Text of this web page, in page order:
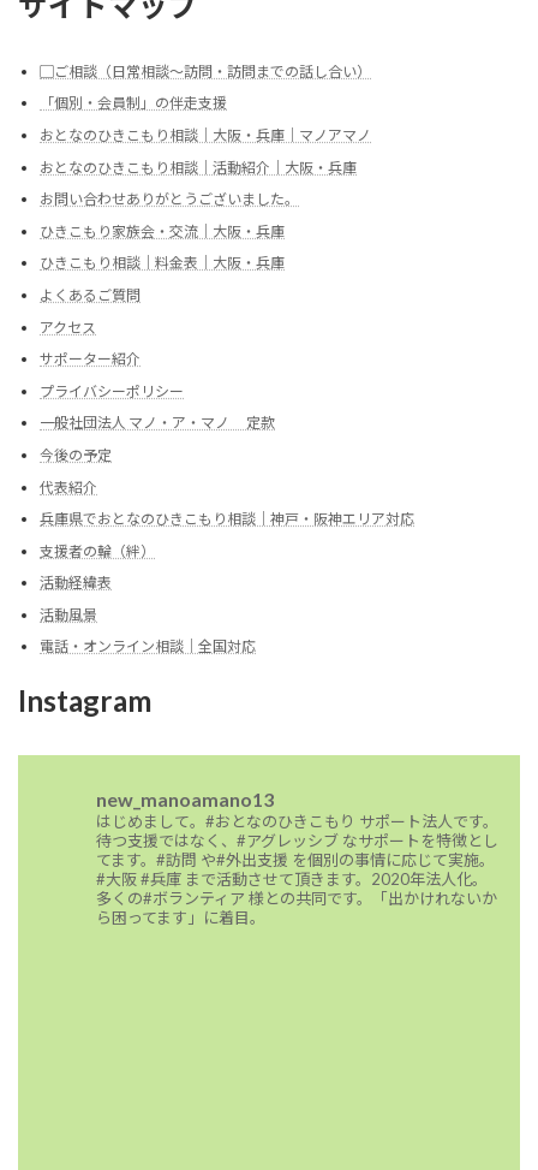
▢ご相談（日常相談～訪問・訪問までの話し合い）
「個別・会員制」の伴走支援
おとなのひきこもり相談｜大阪・兵庫｜マノアマノ
おとなのひきこもり相談｜活動紹介｜大阪・兵庫
お問い合わせありがとうございました。
ひきこもり家族会・交流｜大阪・兵庫
ひきこもり相談｜料金表｜大阪・兵庫
よくあるご質問
アクセス
サポーター紹介
プライバシーポリシー
一般社団法人 マノ・ア・マノ 定款
今後の予定
代表紹介
兵庫県でおとなのひきこもり相談｜神戸・阪神エリア対応
支援者の輪（絆）
活動経緯表
活動風景
電話・オンライン相談｜全国対応
Instagram
new_manoamano13
はじめまして。#おとなのひきこもり サポート法人です。
待つ支援ではなく、#アグレッシブ なサポートを特徴とし
てます。#訪問 や#外出支援 を個別の事情に応じて実施。
#大阪 #兵庫 まで活動させて頂きます。2020年法人化。
多くの#ボランティア 様との共同です。「出かけれないか
ら困ってます」に着目。